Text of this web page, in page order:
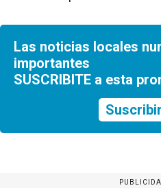
Las noticias locales
importantes
SUSCRIBITE a esta